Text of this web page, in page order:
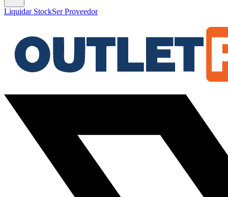
Liquidar StockSer Proveedor